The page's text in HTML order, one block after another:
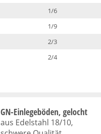
1/6
1/9
2/3
2/4
GN-Einlegeböden, gelocht
aus Edelstahl 18/10,